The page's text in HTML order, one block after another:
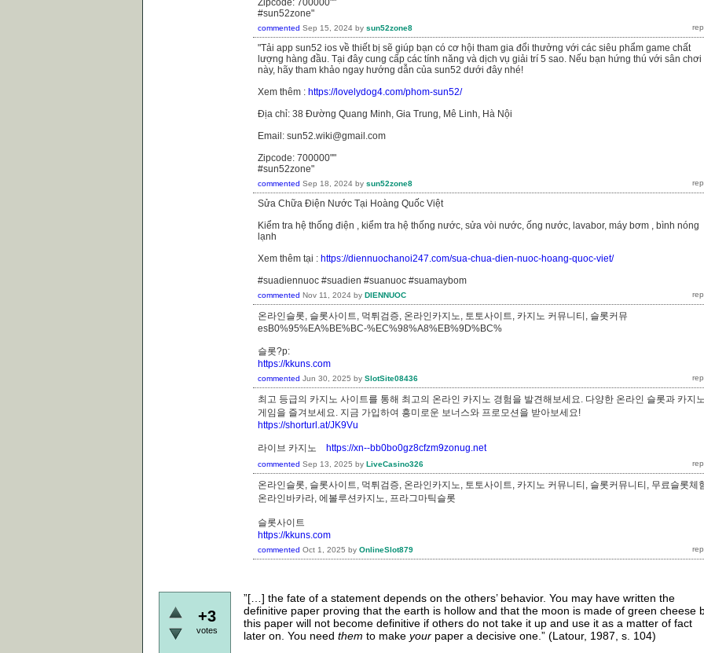
#sun52zone"
commented Sep 15, 2024 by sun52zone8
"Tải app sun52 ios về thiết bị sẽ giúp bạn có cơ hội tham gia đổi thưởng với các siêu phẩm game chất
lượng hàng đầu. Tại đây cung cấp các tính năng và dịch vụ giải trí 5 sao. Nếu bạn hứng thú với sân chơi
này, hãy tham khảo ngay hướng dẫn của sun52 dưới đây nhé!
Xem thêm : https://lovelydog4.com/phom-sun52/
Địa chỉ: 38 Đường Quang Minh, Gia Trung, Mê Linh, Hà Nội
Email: sun52.wiki@gmail.com
Zipcode: 700000""
#sun52zone"
commented Sep 18, 2024 by sun52zone8
Sửa Chữa Điện Nước Tại Hoàng Quốc Việt
Kiểm tra hệ thống điện , kiểm tra hệ thống nước, sửa vòi nước, ống nước, lavabor, máy bơm , bình nóng
lạnh
Xem thêm tại : https://diennuochanoi247.com/sua-chua-dien-nuoc-hoang-quoc-viet/
#suadiennuoc #suadien #suanuoc #suamaybom
commented Nov 11, 2024 by DIENNUOC
온라인슬롯, 슬롯사이트, 먹튀검증, 온라인카지노, 토토사이트, 카지노 커뮤니티, 슬롯커뮤
esB0%95%EA%BE%BC-%EC%98%A8%EB%9D%BC%
슬롯?p:
https://kkuns.com
commented Jun 30, 2025 by SlotSite08436
최고 등급의 카지노 사이트를 통해 최고의 온라인 카지노 경험을 발견해보세요. 다양한 온라인 슬롯과 카지노
게임을 즐겨보세요. 지금 가입하여 흥미로운 보너스와 프로모션을 받아보세요!
https://shorturl.at/JK9Vu
라이브 카지노 https://xn--bb0bo0gz8cfzm9zonug.net
commented Sep 13, 2025 by LiveCasino326
온라인슬롯, 슬롯사이트, 먹튀검증, 온라인카지노, 토토사이트, 카지노 커뮤니티, 슬롯커뮤니티, 무료슬롯체
온라인바카라, 에볼루션카지노, 프라그마틱슬롯
슬롯사이트
https://kkuns.com
commented Oct 1, 2025 by OnlineSlot879
+3
votes
”[…] the fate of a statement depends on the others’ behavior. You may have written the
definitive paper proving that the earth is hollow and that the moon is made of green cheese
this paper will not become definitive if others do not take it up and use it as a matter of fact
later on. You need them to make your paper a decisive one.” (Latour, 1987, s. 104)